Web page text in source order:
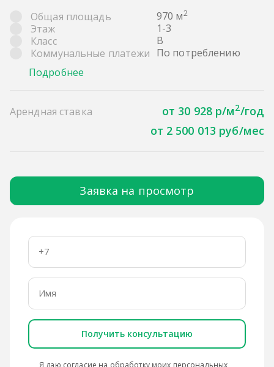
Общая площадь 970 м2
Этаж
1-3
Класс
B
Коммунальные платежи По потреблению
Подробнее
Арендная ставка от 30 928 р/м2/год
от 2 500 013 руб/мес
Заявка на просмотр
Получить консультацию
Я даю согласие на обработку моих персональных